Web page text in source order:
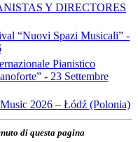
Y DIRECTORES
“Nuovi Spazi Musicali” -
Pianistico
- 23 Settembre
2026 – Łódź (Polonia)
di questa pagina